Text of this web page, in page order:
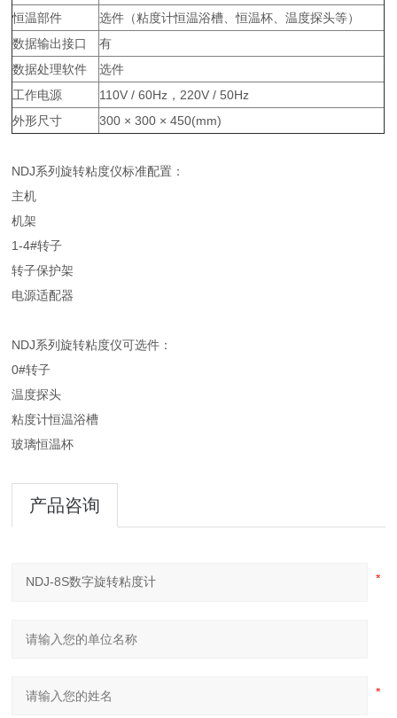
恒温部件
选件（粘度计恒温浴槽、恒温杯、温度探头等）
数据输出接口
有
数据处理软件
选件
工作电源
110V / 60Hz，220V / 50Hz
外形尺寸
300 × 300 × 450(mm)
NDJ系列旋转粘度仪标准配置：
主机
机架
1-4#转子
转子保护架
电源适配器
NDJ系列旋转粘度仪可选件：
0#转子
温度探头
粘度计恒温浴槽
玻璃恒温杯
产品咨询